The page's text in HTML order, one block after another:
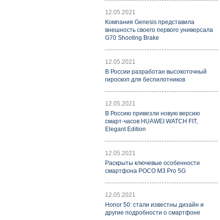
12.05.2021
Компания Genesis представила
внешность своего первого универсала
G70 Shooting Brake
12.05.2021
В России разработан высокоточный
гироскоп для беспилотников
12.05.2021
В Россию привезли новую версию
смарт-часов HUAWEI WATCH FIT,
Elegant Edition
12.05.2021
Раскрыты ключевые особенности
смартфона POCO M3 Pro 5G
12.05.2021
Honor 50: стали известны дизайн и
другие подробности о смартфоне